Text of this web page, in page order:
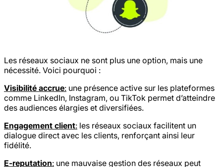
Les réseaux sociaux ne sont plus une option, mais une
nécessité. Voici pourquoi :
Visibilité accrue: une présence active sur les plateformes
comme LinkedIn, Instagram, ou TikTok permet d’atteindre
des audiences élargies et diversifiées.
Engagement client: les réseaux sociaux facilitent un
dialogue direct avec les clients, renforçant ainsi leur
fidélité.
E-reputation: une mauvaise gestion des réseaux peut